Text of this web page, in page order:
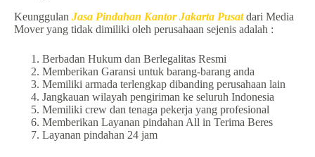
Keunggulan Jasa Pindahan Kantor Jakarta Pusatdari Media
Mover yang tidak dimiliki oleh perusahaan sejenis adalah :
Berbadan Hukum dan Berlegalitas Resmi
Memberikan Garansi untuk barang-barang anda
Memiliki armada terlengkap dibanding perusahaan lain
Jangkauan wilayah pengiriman ke seluruh Indonesia
Memiliki crew dan tenaga pekerja yang profesional
Memberikan Layanan pindahan All in Terima Beres
Layanan pindahan 24 jam